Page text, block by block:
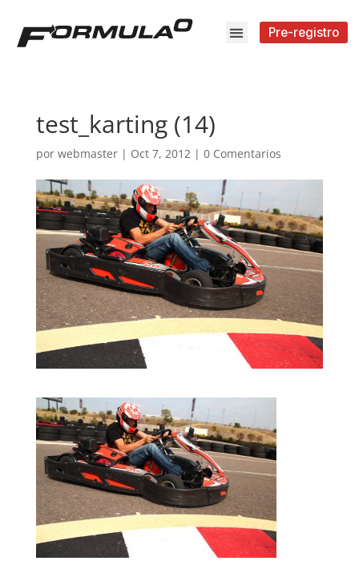
Pre-registro
test_karting (14)
por webmaster| Oct 7, 2012| 0 Comentarios